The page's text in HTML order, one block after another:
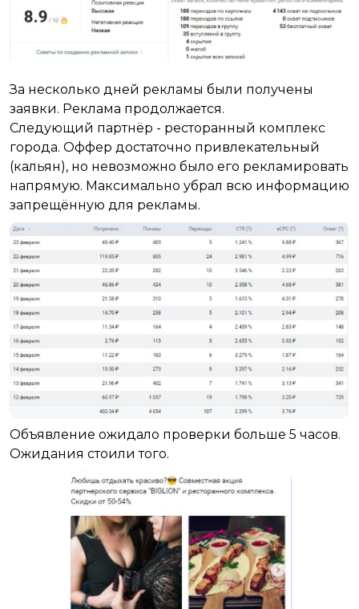
За несколько дней рекламы были получены
заявки. Реклама продолжается.
Следующий партнёр - ресторанный комплекс
города. Оффер достаточно привлекательный
(кальян), но невозможно было его рекламировать
напрямую. Максимально убрал всю информацию
запрещённую для рекламы.
Объявление ожидало проверки больше 5 часов.
Ожидания стоили того.